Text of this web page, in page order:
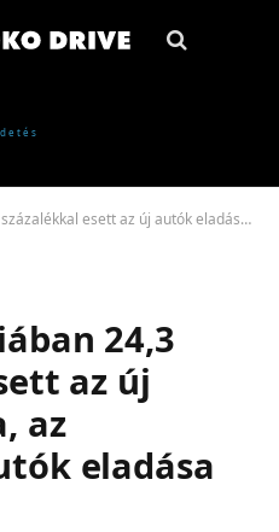
új autók eladása, az elektromos autók eladása emelkedik
24,3
az új
az
eladása